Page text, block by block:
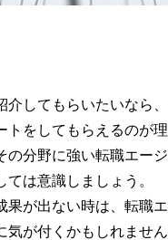
してもらいたいなら
をしてもらえるのが
分野に強い転職エー
は意識しましょう。
が出ない時は、転職
が付くかもしれません